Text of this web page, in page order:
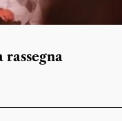
rassegna